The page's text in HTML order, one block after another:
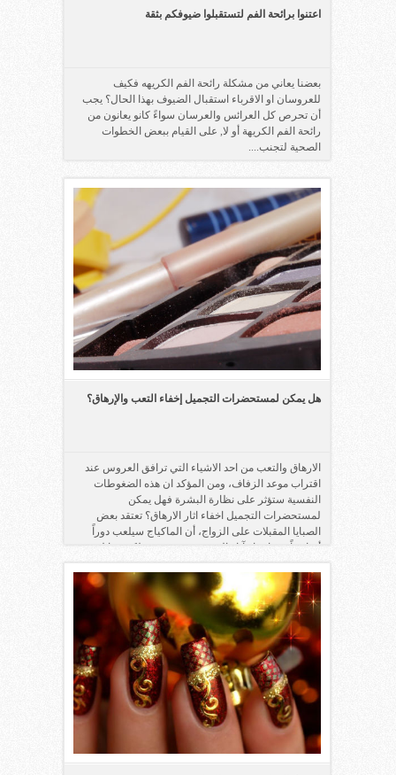
اعتنوا برائحة الفم لتستقبلوا ضيوفكم بثقة
بعضنا يعاني من مشكلة رائحة الفم الكريهه فكيف
للعروسان او الاقرباء استقبال الضيوف بهذا الحال؟ يجب
أن تحرص كل العرائس والعرسان سواءً كانو يعانون من
رائحة الفم الكريهة أو لا, على القيام ببعض الخطوات
الصحية لتجنب....
هل يمكن لمستحضرات التجميل إخفاء التعب والإرهاق؟
الارهاق والتعب من احد الاشياء التي ترافق العروس عند
اقتراب موعد الزفاف، ومن المؤكد ان هذه الضغوطات
النفسية ستؤثر على نظارة البشرة فهل يمكن
لمستحضرات التجميل اخفاء اثار الارهاق؟ تعتقد بعض
الصبايا المقبلات على الزواج، أن الماكياج سيلعب دوراً
أساسياً فى إخفاء آثار التعب عن وجوههن، لكن هذا ليس ...